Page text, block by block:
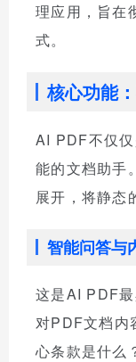
理应用，旨在
式。
核心功能
AI PDF不仅
能的文档助手
展开，将静态
智能问答与
这是AI PDF
对PDF文档内
心条款是什么